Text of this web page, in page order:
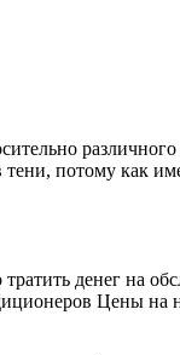
различного
потому как
денег на
Цены на